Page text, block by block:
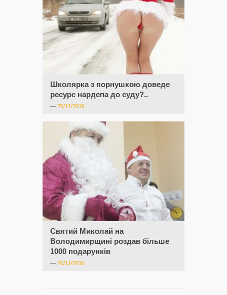
Школярка з порнушкою доведе
ресурс нардепа до суду?..
— 20/12/2016
Святий Миколай на
Володимирщині роздав більше
1000 подарунків
— 20/12/2016